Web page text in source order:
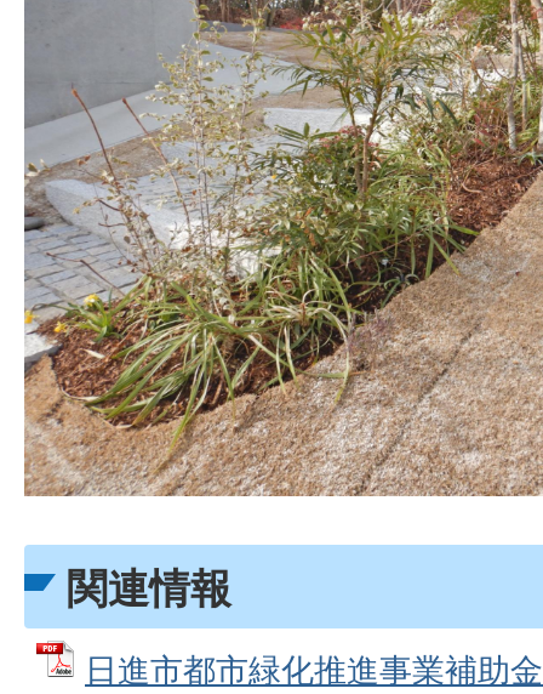
関連情報
日進市都市緑化推進事業補助